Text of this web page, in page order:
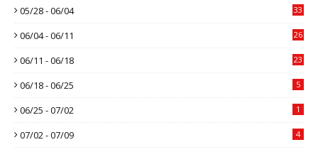
05/28 - 06/04 33
06/04 - 06/11 26
06/11 - 06/18 23
06/18 - 06/25 5
06/25 - 07/02 1
07/02 - 07/09 4